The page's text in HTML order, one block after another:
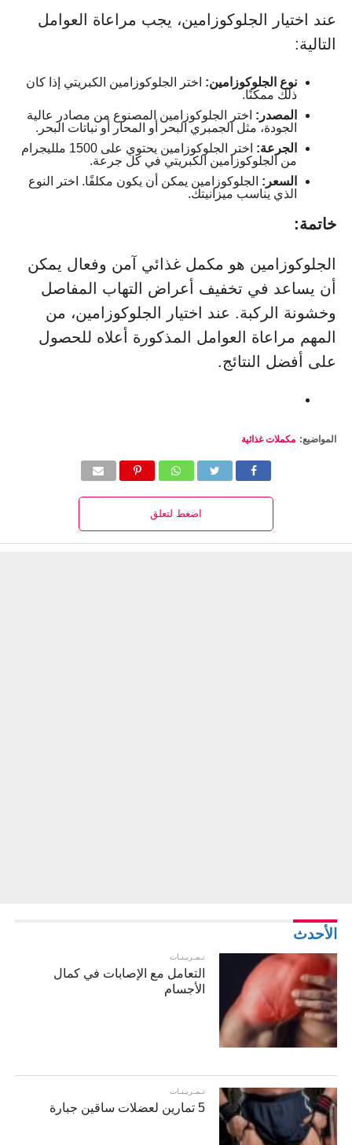
عند اختيار الجلوكوزامين، يجب مراعاة العوامل
التالية:
نوع الجلوكوزامين: اختر الجلوكوزامين الكبريتي إذا كان
ذلك ممكنًا.
المصدر: اختر الجلوكوزامين المصنوع من مصادر عالية
الجودة، مثل الجمبري البحر أو المحار أو نباتات البحر.
الجرعة:
اختر الجلوكوزامين يحتوي على 1500 ملليجرام
من الجلوكوزامين الكبريتي في كل جرعة.
السعر: الجلوكوزامين يمكن أن يكون مكلفًا. اختر النوع
الذي يناسب ميزانيتك.
خاتمة:
الجلوكوزامين هو مكمل غذائي آمن وفعال يمكن
أن يساعد في تخفيف أعراض التهاب المفاصل
وخشونة الركبة. عند اختيار الجلوكوزامين، من
المهم مراعاة العوامل المذكورة أعلاه للحصول
على أفضل النتائج.
المواضيع: مكملات غذائية
اضغط لتعلق
الأحدث
تـمـريـنـات
التعامل مع الإصابات في كمال
الأجسام
تـمـريـنـات
5 تمارين لعضلات ساقين جبارة